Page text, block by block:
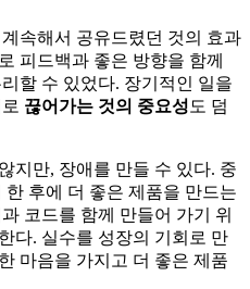
속해서 공유드렸던 것의 효과
피드백과 좋은 방향을 함께
할 수 있었다. 장기적인 일을
끊어가는 것의 중요성도 덤
지만, 장애를 만들 수 있다. 중
후에 더 좋은 제품을 만드는
코드를 함께 만들어 가기 위
다. 실수를 성장의 기회로 만
마음을 가지고 더 좋은 제품